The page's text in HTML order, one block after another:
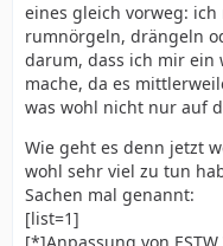
eines gleich vorweg:
rumnörgeln, drängeln
darum, dass ich mir ein
mache, da es
was wohl nicht nur auf
Wie geht es denn jetzt
wohl sehr viel zu tun
Sachen mal genannt:
[list=1]